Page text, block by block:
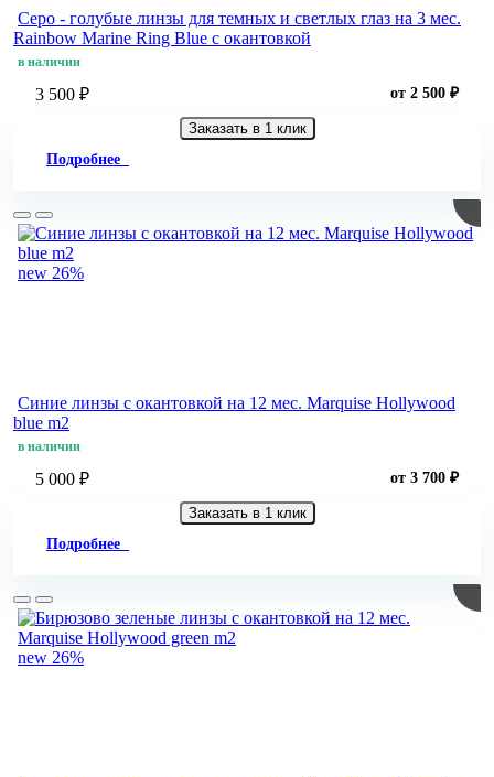
Серо - голубые линзы для темных и светлых глаз на 3 мес.
Rainbow Marine Ring Blue с окантовкой
в наличии
3 500 ₽ от 2 500 ₽
Заказать в 1 клик
Подробнее
new 26%
Синие линзы c окантовкой на 12 мес. Marquise Hollywood
blue m2
в наличии
5 000 ₽ от 3 700 ₽
Заказать в 1 клик
Подробнее
new 26%